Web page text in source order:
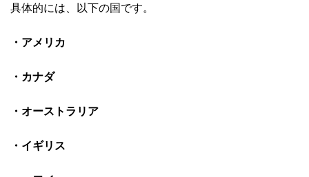
具体的には、以下の国です。
・アメリカ
・カナダ
・オーストラリア
・イギリス